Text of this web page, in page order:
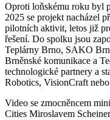
Oproti loňskému roku byl
2025 se projekt nacházel
pilotních aktivit, letos již
řešení. Do spolku jsou
Teplárny Brno, SAKO
Brněnské komunikace a
technologické partnery a
Robotics, VisionCraft
Video se zmocněncem
Cities Miroslavem